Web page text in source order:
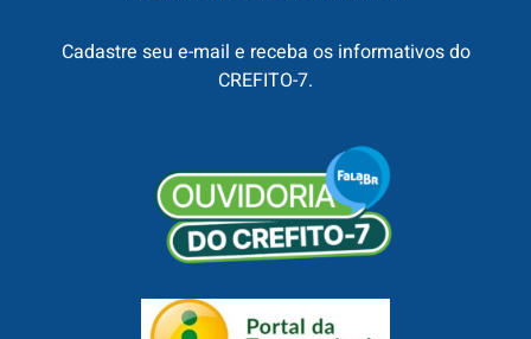
Cadastre seu e-mail e receba os informativos do
CREFITO-7.